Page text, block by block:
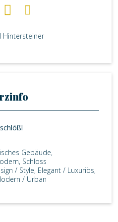
Hintersteiner
Gebäude,
Schloss
/ Style, Elegant / Luxuriös,
/ Urban